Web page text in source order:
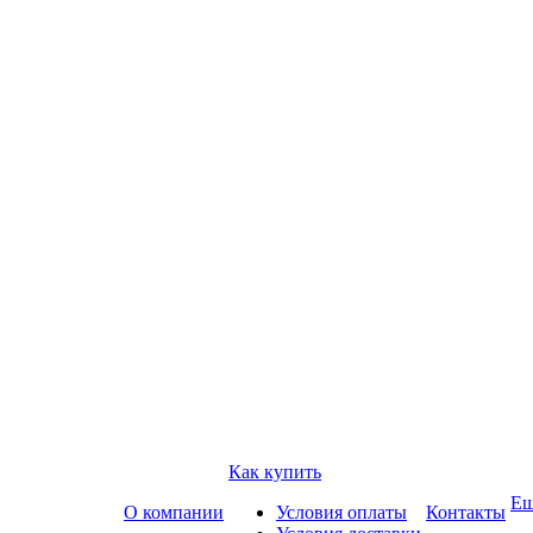
О компании
Как купить
Условия оплаты
Контакты